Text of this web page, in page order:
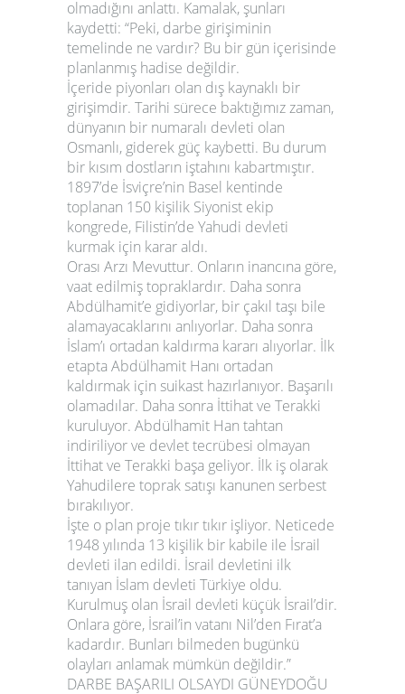
olmadığını anlattı. Kamalak, şunları
kaydetti: “Peki, darbe girişiminin
temelinde ne vardır? Bu bir gün içerisinde
planlanmış hadise değildir.
İçeride piyonları olan dış kaynaklı bir
girişimdir. Tarihi sürece baktığımız zaman,
dünyanın bir numaralı devleti olan
Osmanlı, giderek güç kaybetti. Bu durum
bir kısım dostların iştahını kabartmıştır.
1897’de İsviçre’nin Basel kentinde
toplanan 150 kişilik Siyonist ekip
kongrede, Filistin’de Yahudi devleti
kurmak için karar aldı.
Orası Arzı Mevuttur. Onların inancına göre,
vaat edilmiş topraklardır. Daha sonra
Abdülhamit’e gidiyorlar, bir çakıl taşı bile
alamayacaklarını anlıyorlar. Daha sonra
İslam’ı ortadan kaldırma kararı alıyorlar. İlk
etapta Abdülhamit Hanı ortadan
kaldırmak için suikast hazırlanıyor. Başarılı
olamadılar. Daha sonra İttihat ve Terakki
kuruluyor. Abdülhamit Han tahtan
indiriliyor ve devlet tecrübesi olmayan
İttihat ve Terakki başa geliyor. İlk iş olarak
Yahudilere toprak satışı kanunen serbest
bırakılıyor.
İşte o plan proje tıkır tıkır işliyor. Neticede
1948 yılında 13 kişilik bir kabile ile İsrail
devleti ilan edildi. İsrail devletini ilk
tanıyan İslam devleti Türkiye oldu.
Kurulmuş olan İsrail devleti küçük İsrail’dir.
Onlara göre, İsrail’in vatanı Nil’den Fırat’a
kadardır. Bunları bilmeden bugünkü
olayları anlamak mümkün değildir.”
DARBE BAŞARILI OLSAYDI GÜNEYDOĞU